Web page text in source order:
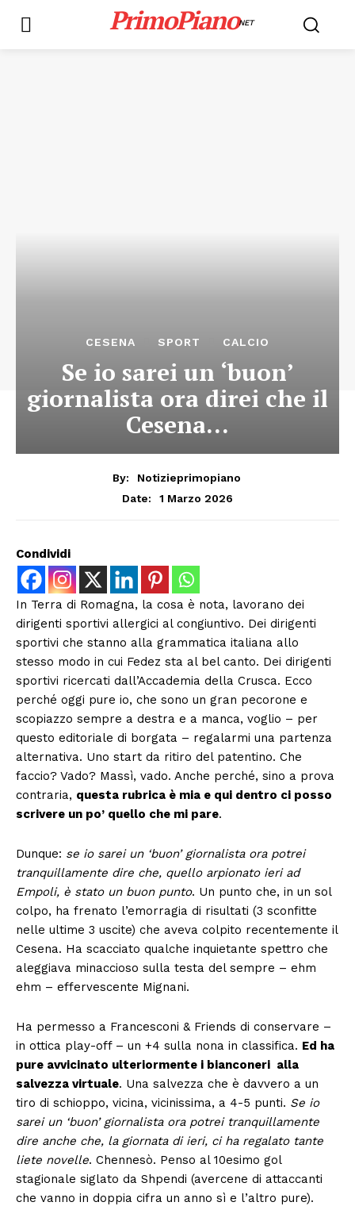
PrimoPianoNET
CESENA SPORT CALCIO
Se io sarei un ‘buon’
giornalista ora direi che il
Cesena…
By:
Notizieprimopiano
Date:
1 Marzo 2026
Condividi
In Terra di Romagna, la cosa è nota, lavorano dei
dirigenti sportivi allergici al congiuntivo. Dei dirigenti
sportivi che stanno alla grammatica italiana allo
stesso modo in cui Fedez sta al bel canto. Dei dirigenti
sportivi ricercati dall’Accademia della Crusca. Ecco
perché oggi pure io, che sono un gran pecorone e
scopiazzo sempre a destra e a manca, voglio – per
questo editoriale di borgata – regalarmi una partenza
alternativa. Uno start da ritiro del patentino. Che
faccio? Vado? Massì, vado. Anche perché, sino a prova
contraria, questa rubrica è mia e qui dentro ci posso
scrivere un po’ quello che mi pare.
Dunque: se io sarei un ‘buon’ giornalista ora potrei
tranquillamente dire che, quello arpionato ieri ad
Empoli, è stato un buon punto. Un punto che, in un sol
colpo, ha frenato l’emorragia di risultati (3 sconfitte
nelle ultime 3 uscite) che aveva colpito recentemente il
Cesena. Ha scacciato qualche inquietante spettro che
aleggiava minaccioso sulla testa del sempre – ehm
ehm – effervescente Mignani.
Ha permesso a Francesconi & Friends di conservare –
in ottica play-off – un +4 sulla nona in classifica. Ed ha
pure avvicinato ulteriormente i bianconeri alla
salvezza virtuale. Una salvezza che è davvero a un
tiro di schioppo, vicina, vicinissima, a 4-5 punti. Se io
sarei un ‘buon’ giornalista ora potrei tranquillamente
dire anche che, la giornata di ieri, ci ha regalato tante
liete novelle. Chennesò. Penso al 10esimo gol
stagionale siglato da Shpendi (avercene di attaccanti
che vanno in doppia cifra un anno sì e l’altro pure).